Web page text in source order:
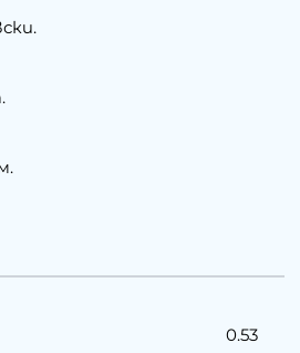
0.53